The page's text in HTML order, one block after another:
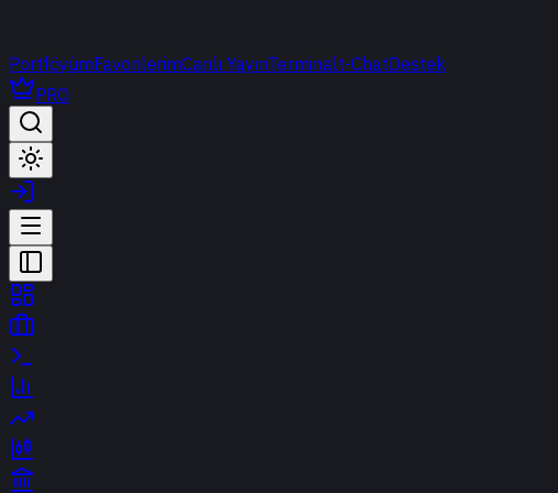
PortföyümFavorilerimCanlı YayınTerminalt-ChatDestek
PRO